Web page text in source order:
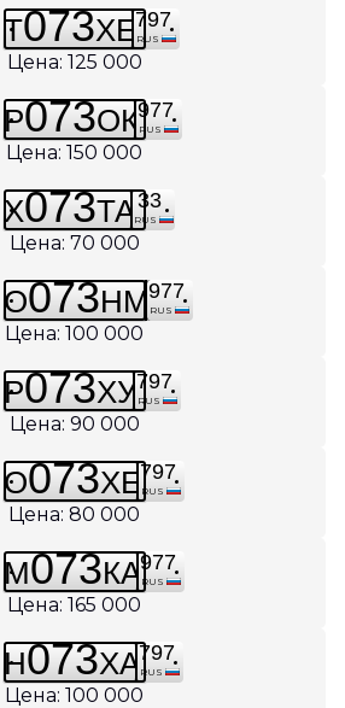
Т073ХЕ797
RUS
Цена: 125 000
Р073ОК977
RUS
Цена: 150 000
Х073ТА33
RUS
Цена: 70 000
О073НМ977
RUS
Цена: 100 000
Р073ХУ797
RUS
Цена: 90 000
О073ХЕ797
RUS
Цена: 80 000
М073КА977
RUS
Цена: 165 000
Н073ХА797
RUS
Цена: 100 000